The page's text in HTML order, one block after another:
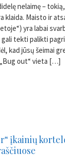
nelaimę –
klaida. Maisto ir
yra labai
tekti palikti
kad jūsų šeimai
out“ vieta […]
įkainių